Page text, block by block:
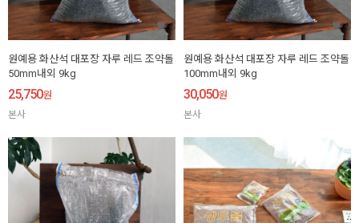
원예용 화산석 대포장 자루 레드 조약돌
50mm내외 9kg
25,750원
본사
원예용 화산석 대포장 자루 레드 조약돌
100mm내외 9kg
30,050원
본사